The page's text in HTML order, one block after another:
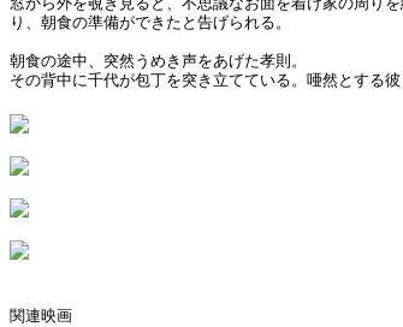
り、朝食の準備ができたと告げられる。
朝食の途中、突然うめき声をあげた孝則。
その背中に千代が包丁を突き立てている。唖然とする
関連映画